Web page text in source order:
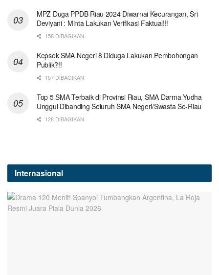
MPZ Duga PPDB Riau 2024 Diwarnai Kecurangan, Sri
Deviyani : Minta Lakukan Verifikasi Faktual!!!
158 DIBAGIKAN
Kepsek SMA Negeri 8 Diduga Lakukan Pembohongan
Publik?!!
157 DIBAGIKAN
Top 5 SMA Terbaik di Provinsi Riau, SMA Darma Yudha
Unggul Dibanding Seluruh SMA Negeri/Swasta Se-Riau
128 DIBAGIKAN
Internasional